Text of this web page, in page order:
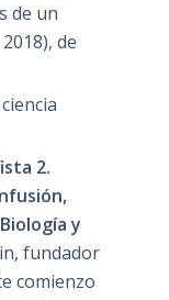
de un
de
2.
y
fundador
comienzo